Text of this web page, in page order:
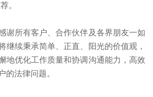
。
谢所有客户、合作伙伴及各界朋友一如
继续秉承简单、正直、阳光的价值观，
地优化工作质量和协调沟通能力，高效
的法律问题。